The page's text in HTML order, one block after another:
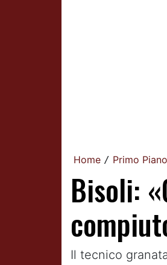
Home / Primo Piano
Bisoli:
Il tecnico